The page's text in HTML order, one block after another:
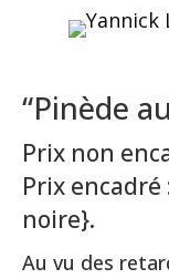
“Pinède
Prix non
Prix encadré
noire}.
Au vu des